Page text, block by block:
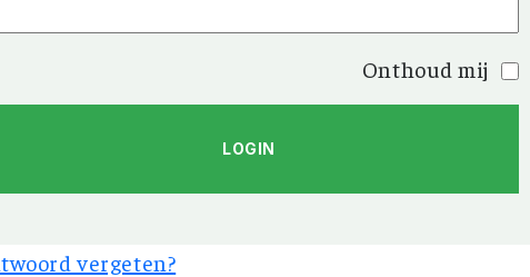
Onthoud mij
vergeten?